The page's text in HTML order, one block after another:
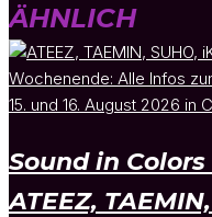
ÄHNLICH
Sound in Colors
ATEEZ,